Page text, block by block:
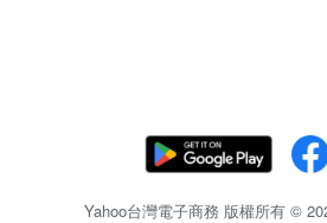
Yahoo台灣電子商務 版權所有 ©